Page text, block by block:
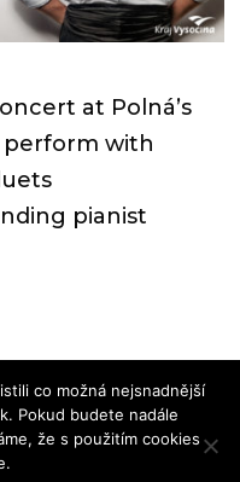
at Polná’s
perform with
pianist
|© design
co možná nejsnadnější
Pokud budete nadále
že s použitím cookies